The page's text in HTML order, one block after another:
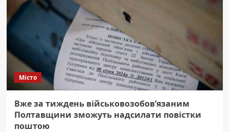
Полтавської
лікарні
Місто
Вже за тиждень військовозобов’язаним
Полтавщини зможуть надсилати повістки
поштою